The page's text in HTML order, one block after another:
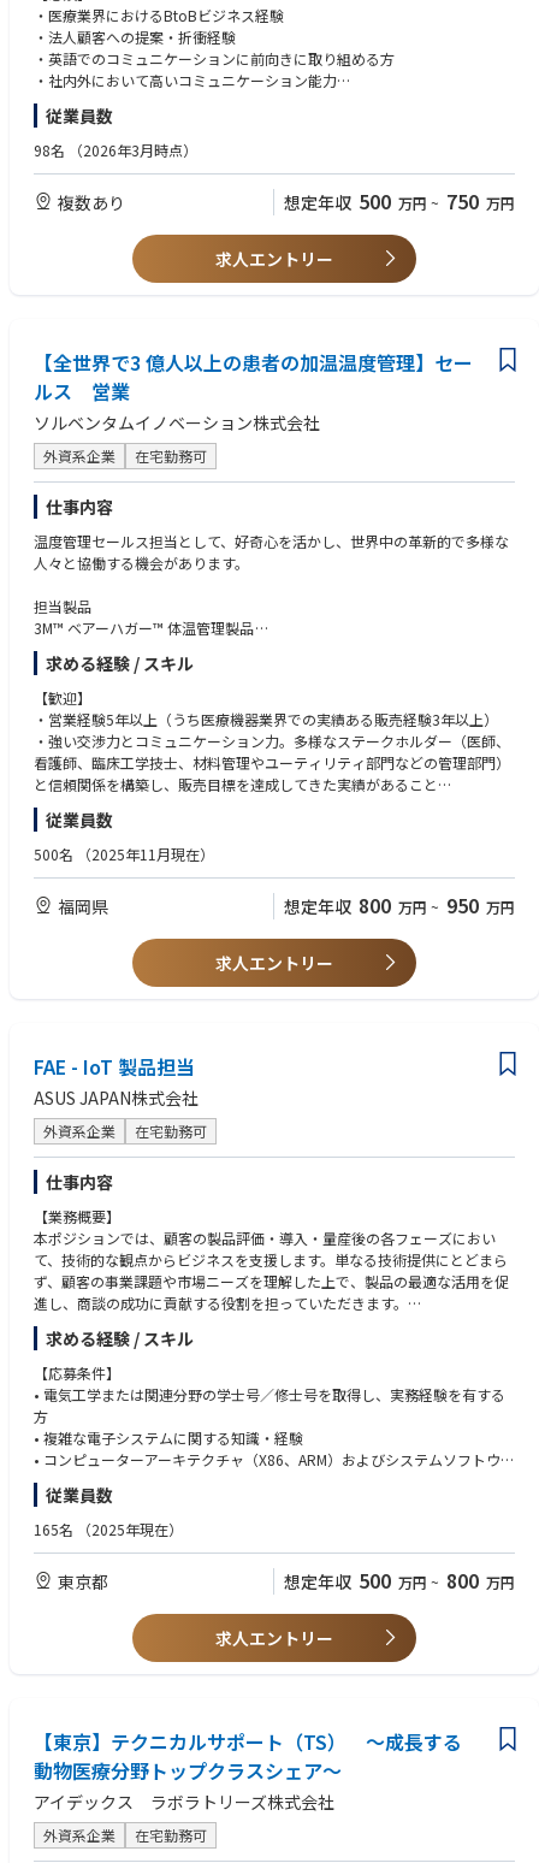
・医療業界におけるBtoBビジネス経験
・法人顧客への提案・折衝経験
・英語でのコミュニケーションに前向きに取り組める方
・社内外において高いコミュニケーション能力
・チームとしての活動に抵抗のない方
【尚可】
・人工呼吸器などの呼吸領域および/もしくは麻酔領域の知見
・在宅医療（在宅酸素・在宅人工呼吸等）の経験
・新規事業や新製品の立ち上げに関わった経験
・マーケティング経験者
・英語を用いた業務経験（目安：TOEIC 730点以上）
従業員数
98名 （2026年3月時点）
複数あり 想定年収 500 万円 ~ 750 万円
求人エントリー
【全世界で3 億人以上の患者の加温温度管理】セー
ルス 営業
ソルベンタムイノベーション株式会社
外資系企業 在宅勤務可
仕事内容
温度管理セールス担当として、好奇心を活かし、世界中の革新的で多様な
人々と協働する機会があります。
担当製品
3M™ ベアーハガー™ 体温管理製品
→21 種類におよぶブランケット製品をもち、
全世界で3 億人以上の患者の加温にご使用いただいております。
・温度管理製品に関する販売戦略および実行計画を推進し、個人およびチ
ームの販売目標を達成する
・製品ライフサイクルの成熟度に基づき、担当エリア・施設に対する販売
戦略を立案し、競合に対して主要製品ラインを守りつつ成長させる
動を推進する
・担当する代理店の成長目標を達成し、チャネルチームと連携して計画を
実行する
・他の営業グループや関連部門と協働し、支店および営業部門全体の成長
に貢献する
【具体的な業務】
・医師やコメディカルスタッフに対し、製品推奨と最新の医療情報を提供
う
・対象顧客には、主に麻酔科医を中心とした医師、看護師、臨床工学技
士、材料管理などの管理部門といった病院関係者が含まれます
・担当エリア内で、学会・ワークショップ・セミナーなどのイベントを企
画し実行する
・温度管理に深い専門性を持つ臨床スペシャリストとチームで連携し、臨
床トレーニングやサポートを通じて製品の導入を推進する
・販売活動および案件パイプライン（機会の流れ）を効果的に管理し、パ
イプラインの健全性や販売の有効性を定期的に見直して、収益成長を加速
し、受注率の改善につなげる製品ライフサイクルの成熟度に基づき、担当
エリア・施設に対する販売戦略を立案し、競合に対して主要製品ラインを
守りつつ成長させる
・GPO施設（グループ購買組織）における製品の導入および継続利用の活
動を推進する
・担当する代理店の成長目標を達成し、チャネルチームと連携して計画を
実行する
・他の営業グループや関連部門と協働し、支店および営業部門全体の成長
に貢献する
求める経験 / スキル
【歓迎】
・営業経験5年以上（うち医療機器業界での実績ある販売経験3年以上）
・強い交渉力とコミュニケーション力。多様なステークホルダー（医師、
看護師、臨床工学技士、材料管理やユーティリティ部門などの管理部門）
と信頼関係を構築し、販売目標を達成してきた実績があること
・販売代理店との間で、双方にとって有益なパートナーシップを構築して
きた成功経験
・Salesforce（SFDC）を活用し、販売パイプラインおよび顧客関係（CR
・ビジネスレベルの英語力（英語は社内文書やビジネスプロセスで頻繁に
使用されます）
・普通自動車運転免許
従業員数
500名 （2025年11月現在）
福岡県 想定年収 800 万円 ~ 950 万円
求人エントリー
FAE - IoT 製品担当
ASUS JAPAN株式会社
外資系企業 在宅勤務可
仕事内容
【業務概要】
本ポジションでは、顧客の製品評価・導入・量産後の各フェーズにおい
て、技術的な観点からビジネスを支援します。単なる技術提供にとどまら
ず、顧客の事業課題や市場ニーズを理解した上で、製品の最適な活用を促
進し、商談の成功に貢献する役割を担っていただきます。
【主な担当業務内容】
• 顧客による製品評価・導入時および量産後の技術支援
• 顧客の課題を技術的・ビジネス的に分析し、台湾本社のエンジニアと連
携して対応
• 製品検証試験の調整および試験報告書の作成
• 顧客、販売代理店、社内スタッフへの技術トレーニングおよびサポート
• 展示会・イベントにおける技術営業支援 など
【担当製品】
サーバー、産業用PC、産業用マザーボード、AI PC、Mini-PC、シングルボ
ードコンピューターなど
求める経験 / スキル
【応募条件】
• 電気工学または関連分野の学士号／修士号を取得し、実務経験を有する
方
• 複雑な電子システムに関する知識・経験
• コンピューターアーキテクチャ（X86、ARM）およびシステムソフトウ
ェア（Windows、Linux、Android など）に関する理解
• 日本語に加え、英語または中国語での技術的な内容をビジネスレベルで
扱えるコミュニケーション能力（読み書き・会話）
【歓迎】
•サーバー、IoT製品（産業用PC、産業用マザーボード、AI PC、Mini-PC、
シングルボードコンピューター）のFAE実務経験2年以上
•産業用パソコンのオンサイトサポートの経験
•IoT市場における技術支援やIT関連ハードウェア製品のリペア経験
従業員数
165名 （2025年現在）
東京都 想定年収 500 万円 ~ 800 万円
求人エントリー
【東京】テクニカルサポート（TS） ～成長する
動物医療分野トップクラスシェア～
アイデックス ラボラトリーズ株式会社
外資系企業 在宅勤務可